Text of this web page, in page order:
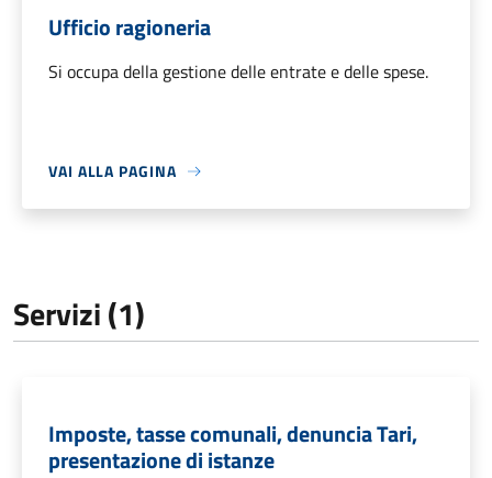
Ufficio ragioneria
Si occupa della gestione delle entrate e delle spese.
VAI ALLA PAGINA
Servizi (1)
Imposte, tasse comunali, denuncia Tari,
presentazione di istanze